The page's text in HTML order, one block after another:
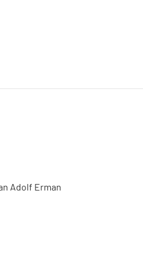
Adolf Erman